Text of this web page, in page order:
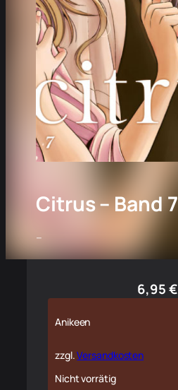
Citrus – Band 7
–
6,95€
Anikeen
zzgl.Versandkosten
Nicht vorrätig